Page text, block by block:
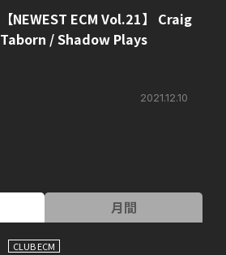
【NEWEST ECM Vol.21】 Craig
Taborn / Shadow Plays
2021.12.10
月間
CLUB ECM